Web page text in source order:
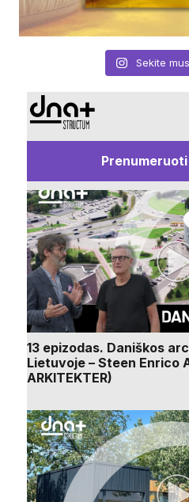
Sekite
13 epizodas. Daniškos
Lietuvoje – Steen Enrico
ARKITEKTER)